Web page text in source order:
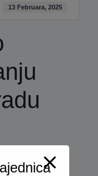
13 Februara, 2025